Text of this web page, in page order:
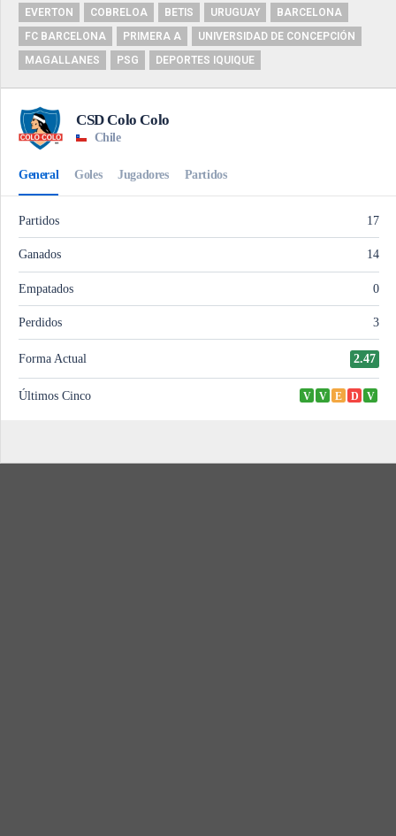
EVERTON
COBRELOA BETIS URUGUAY
BARCELONA
FC BARCELONA
PRIMERA A
UNIVERSIDAD DE CONCEPCIÓN
MAGALLANES
PSG DEPORTES IQUIQUE